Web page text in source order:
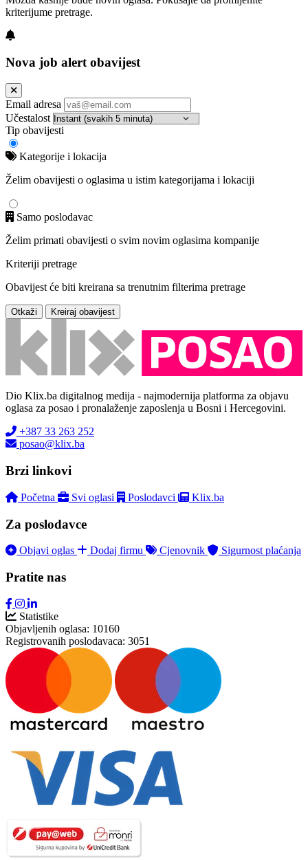
kriterijume pretrage.
Nova job alert obavijest
Email adresa
Učestalost
Tip obavijesti
Kategorije i lokacija
Želim obavijesti o oglasima u istim kategorijama i lokaciji
Samo poslodavac
Želim primati obavijesti o svim novim oglasima kompanije
Kriteriji pretrage
Obavijest će biti kreirana sa trenutnim filterima pretrage
Otkaži Kreiraj obavijest
Dio Klix.ba digitalnog medija - najmodernija platforma za objavu
oglasa za posao i pronalaženje zaposlenja u Bosni i Hercegovini.
+387 33 263 252
posao@klix.ba
Brzi linkovi
Početna Svi oglasi Poslodavci Klix.ba
Za poslodavce
Objavi oglas Dodaj firmu Cjenovnik Sigurnost plaćanja
Pratite nas
Statistike
Objavljenih oglasa: 10160
Registrovanih poslodavaca: 3051